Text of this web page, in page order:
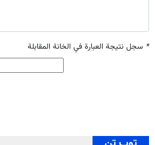
* سجل نتيجة العبارة في الخانة المقابلة